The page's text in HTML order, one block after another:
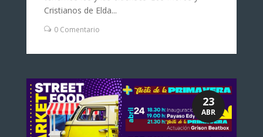
Cristianos de Elda...
0 Comentario
23
ABR